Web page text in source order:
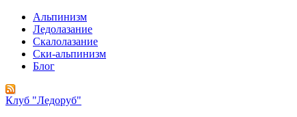
Альпинизм
Ледолазание
Скалолазание
Ски-альпинизм
Блог
Клуб "Ледоруб"